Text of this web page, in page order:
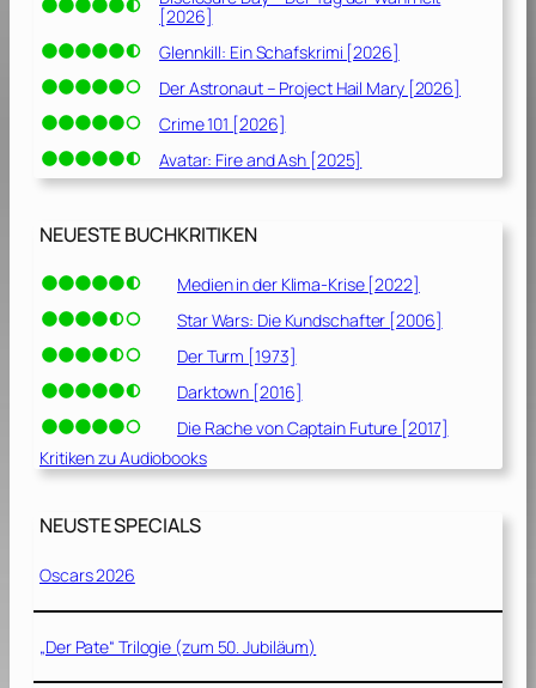
[2026]
Glennkill: Ein Schafskrimi [2026]
Der Astronaut – Project Hail Mary [2026]
Crime 101 [2026]
Avatar: Fire and Ash [2025]
NEUESTE BUCHKRITIKEN
Medien in der Klima-Krise [2022]
Star Wars: Die Kundschafter [2006]
Der Turm [1973]
Darktown [2016]
Die Rache von Captain Future [2017]
Kritiken zu Audiobooks
NEUSTE SPECIALS
Oscars 2026
„Der Pate“ Trilogie (zum 50. Jubiläum)